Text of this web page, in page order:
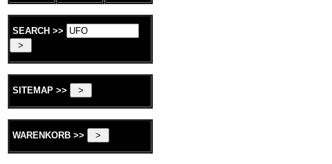
SEARCH >>
SITEMAP >>
WARENKORB >>